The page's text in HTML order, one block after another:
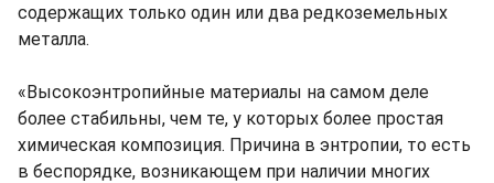
содержащих только один или два редкоземельных
металла.
«Высокоэнтропийные материалы на самом деле
более стабильны, чем те, у которых более простая
химическая композиция. Причина в энтропии, то есть
в беспорядке, возникающем при наличии многих